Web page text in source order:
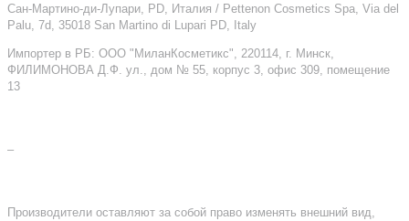
Сан-Мартино-ди-Лупари, PD, Италия / Pettenon Cosmetics Spa, Via del
Palu, 7d, 35018 San Martino di Lupari PD, Italy
Импортер в РБ: ООО "МиланКосметикс", 220114, г. Минск,
ФИЛИМОНОВА Д.Ф. ул., дом № 55, корпус 3, офис 309, помещение
13
–
Производители оставляют за собой право изменять внешний вид,